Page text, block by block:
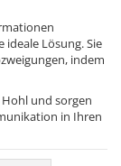
ideale Lösung. Sie
indem
und sorgen
in Ihren